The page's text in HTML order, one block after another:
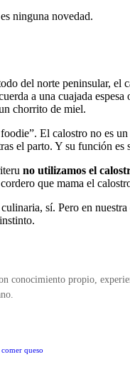
ninguna novedad.
del norte peninsular,
a una cuajada
chorrito de miel.
El calostro no es
el parto. Y su función
no utilizamos el
que mama el
sí. Pero en
conocimiento propio,
queso